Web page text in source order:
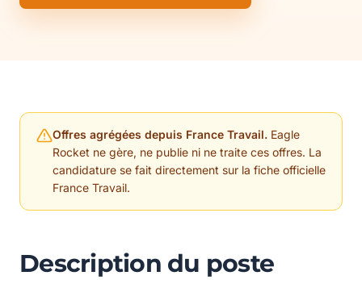
Offres agrégées depuis France Travail. Eagle
Rocket ne gère, ne publie ni ne traite ces offres. La
candidature se fait directement sur la fiche officielle
France Travail.
Description du poste